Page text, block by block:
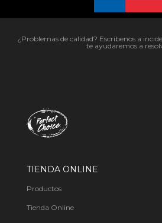
¿Problemas de calidad? Escríbenos a
te ayudaremos a
TIENDA ONLINE
Productos
Tienda Online